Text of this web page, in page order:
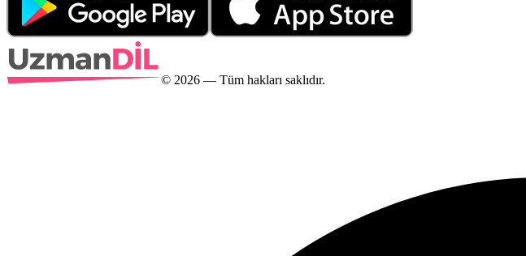
© 2026 — Tüm hakları saklıdır.